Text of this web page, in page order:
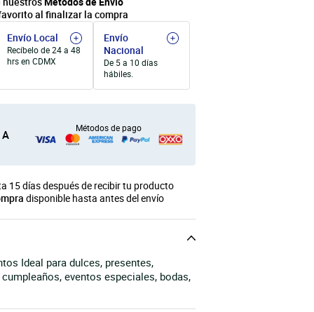
al finalizar la compra
Envío Local
Recíbelo de 24 a 48
hrs en CDMX
Envío
Nacional
De 5 a 10 días
hábiles.
A
Métodos de pago
15 días después de recibir tu producto
disponible hasta antes del envío
Ideal para dulces, presentes,
eventos especiales, bodas,